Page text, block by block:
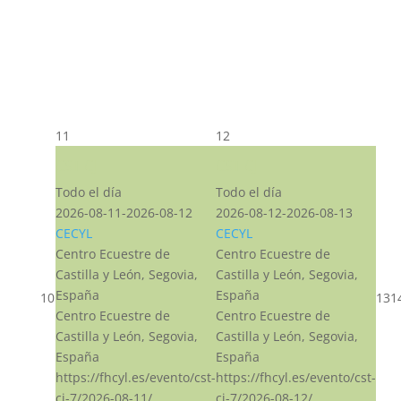
10
11
Todo el día
2026-08-11-2026-08-12
CECYL
Centro Ecuestre de
Castilla y León, Segovia,
España
Centro Ecuestre de
Castilla y León, Segovia,
España
https://fhcyl.es/evento/cst-
12
Todo el día
2026-08-12-2026-08-13
CECYL
Centro Ecuestre de
Castilla y León, Segovia,
España
Centro Ecuestre de
Castilla y León, Segovia,
España
https://fhcyl.es/evento/cst-
13